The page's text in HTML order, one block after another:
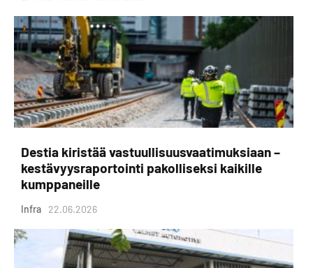
Destia kiristää vastuullisuusvaatimuksiaan –
kestävyysraportointi pakolliseksi kaikille
kumppaneille
Infra 22.06.2026